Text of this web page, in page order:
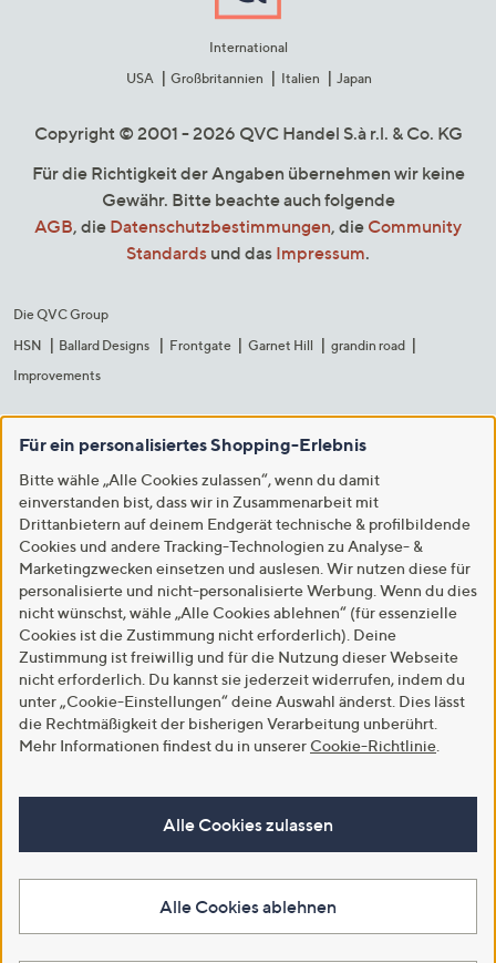
International
USA
Großbritannien Italien Japan
Copyright © 2001 - 2026 QVC Handel S.à r.l. & Co. KG
Für die Richtigkeit der Angaben übernehmen wir keine
Gewähr. Bitte beachte auch folgende
AGB, die Datenschutzbestimmungen, die Community
Standards und das Impressum.
Die QVC Group
HSN
Ballard Designs Frontgate Garnet Hill
grandin road
Improvements
Für ein personalisiertes Shopping-Erlebnis
Bitte wähle „Alle Cookies zulassen“, wenn du damit
einverstanden bist, dass wir in Zusammenarbeit mit
Drittanbietern auf deinem Endgerät technische & profilbildende
Cookies und andere Tracking-Technologien zu Analyse- &
Marketingzwecken einsetzen und auslesen. Wir nutzen diese für
personalisierte und nicht-personalisierte Werbung. Wenn du dies
nicht wünschst, wähle „Alle Cookies ablehnen“ (für essenzielle
Cookies ist die Zustimmung nicht erforderlich). Deine
Zustimmung ist freiwillig und für die Nutzung dieser Webseite
nicht erforderlich. Du kannst sie jederzeit widerrufen, indem du
unter „Cookie-Einstellungen“ deine Auswahl änderst. Dies lässt
die Rechtmäßigkeit der bisherigen Verarbeitung unberührt.
Mehr Informationen findest du in unserer Cookie-Richtlinie
Alle Cookies zulassen
Alle Cookies ablehnen